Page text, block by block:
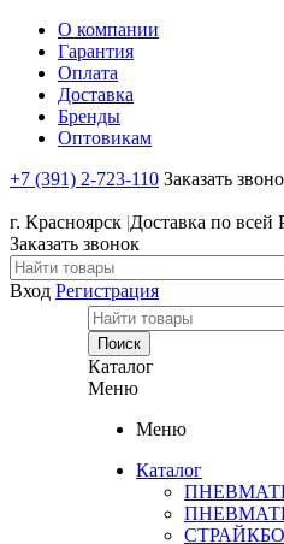
О компании
Гарантия
Оплата
Доставка
Бренды
Оптовикам
+7 (391) 2-723-110 Заказать
г. Красноярск |Доставка по всей
Заказать звонок
Вход Регистрация
Каталог
Меню
Меню
Каталог